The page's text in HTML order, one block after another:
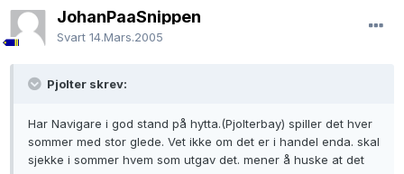
JohanPaaSnippen
Svart 14.Mars.2005
Pjolter skrev:
Har Navigare i god stand på hytta.(Pjolterbay) spiller det hver
sommer med stor glede. Vet ikke om det er i handel enda. skal
sjekke i sommer hvem som utgav det. mener å huske at det